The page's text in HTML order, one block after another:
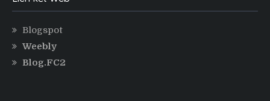
Blogspot
Weebly
Blog.FC2